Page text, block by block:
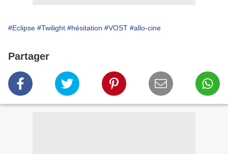
#Eclipse #Twilight #hésitation #VOST #allo-cine
Partager